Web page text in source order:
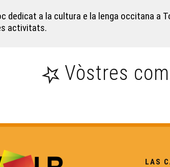
dedicat a la cultura e la lenga occitana
activitats.
Vòstres
LAS